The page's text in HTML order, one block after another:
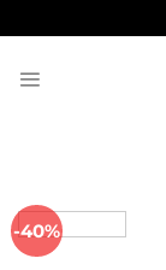
al
-40%